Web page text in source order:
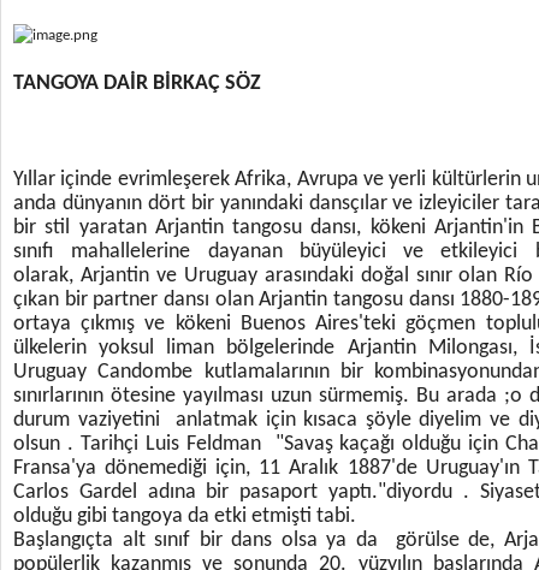
TANGOYA DAİR BİRKAÇ SÖZ
Yıllar içinde evrimleşerek Afrika, Avrupa ve yerli kültürlerin
anda dünyanın dört bir yanındaki dansçılar ve izleyiciler
bir stil yaratan Arjantin tangosu dansı, kökeni Arjantin'in
sınıfı mahallelerine dayanan büyüleyici ve etkileyici
olarak, Arjantin ve Uruguay arasındaki doğal sınır olan
çıkan bir partner dansı olan Arjantin tangosu dansı 1880-
ortaya çıkmış ve kökeni Buenos Aires'teki göçmen
ülkelerin yoksul liman bölgelerinde Arjantin Milongası,
Uruguay Candombe kutlamalarının bir
sınırlarının ötesine yayılması uzun sürmemiş. Bu arada
durum vaziyetini anlatmak için kısaca şöyle diyelim ve
olsun . Tarihçi Luis Feldman "Savaş kaçağı olduğu için
Fransa'ya dönemediği için, 11 Aralık 1887'de Uruguay'ın
Carlos Gardel adına bir pasaport yaptı."diyordu . Siyaset
olduğu gibi tangoya da etki etmişti tabi.
Başlangıçta alt sınıf bir dans olsa ya da görülse de,
popülerlik kazanmış ve sonunda 20. yüzyılın